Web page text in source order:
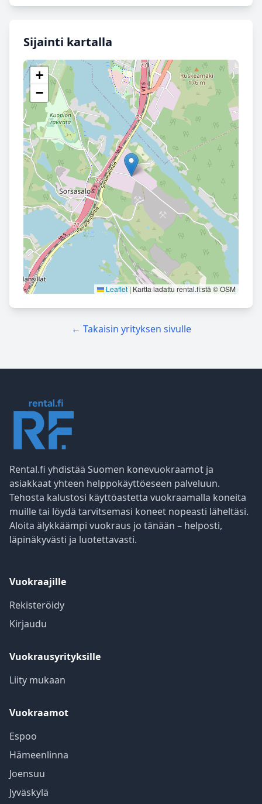
Sijainti kartalla
+
−
Leaflet | Kartta ladattu rental.fi:stä © OSM
← Takaisin yrityksen sivulle
Rental.fi yhdistää Suomen konevuokraamot ja
asiakkaat yhteen helppokäyttöeseen palveluun.
Tehosta kalustosi käyttöastetta vuokraamalla koneita
muille tai löydä tarvitsemasi koneet nopeasti läheltäsi.
Aloita älykkäämpi vuokraus jo tänään – helposti,
läpinäkyvästi ja luotettavasti.
Vuokraajille
Rekisteröidy
Kirjaudu
Vuokrausyrityksille
Liity mukaan
Vuokraamot
Espoo
Hämeenlinna
Joensuu
Jyväskylä